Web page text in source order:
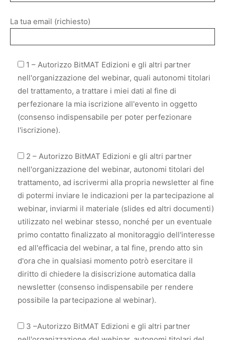
La tua email (richiesto)
1 – Autorizzo BitMAT Edizioni e gli altri partner
nell'organizzazione del webinar, quali autonomi titolari
del trattamento, a trattare i miei dati al fine di
perfezionare la mia iscrizione all'evento in oggetto
(consenso indispensabile per poter perfezionare
l'iscrizione).
2 – Autorizzo BitMAT Edizioni e gli altri partner
nell'organizzazione del webinar, autonomi titolari del
trattamento, ad iscrivermi alla propria newsletter al fine
di potermi inviare le indicazioni per la partecipazione al
webinar, inviarmi il materiale (slides ed altri documenti)
utilizzato nel webinar stesso, nonché per un eventuale
primo contatto finalizzato al monitoraggio dell'interesse
ed all'efficacia del webinar, a tal fine, prendo atto sin
d'ora che in qualsiasi momento potrò esercitare il
diritto di chiedere la disiscrizione automatica dalla
newsletter (consenso indispensabile per rendere
possibile la partecipazione al webinar).
3 –Autorizzo BitMAT Edizioni e gli altri partner